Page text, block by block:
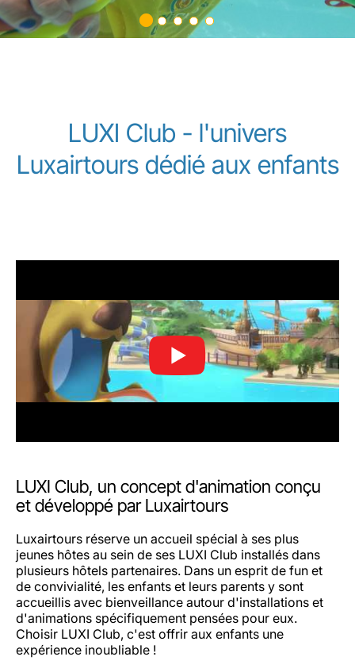
LUXI Club - l'univers
Luxairtours dédié aux enfants
LUXI Club, un concept d'animation conçu
et développé par Luxairtours
Luxairtours réserve un accueil spécial à ses plus
jeunes hôtes au sein de ses LUXI Club installés dans
plusieurs hôtels partenaires. Dans un esprit de fun et
de convivialité, les enfants et leurs parents y sont
accueillis avec bienveillance autour d'installations et
d'animations spécifiquement pensées pour eux.
Choisir LUXI Club, c'est offrir aux enfants une
expérience inoubliable !